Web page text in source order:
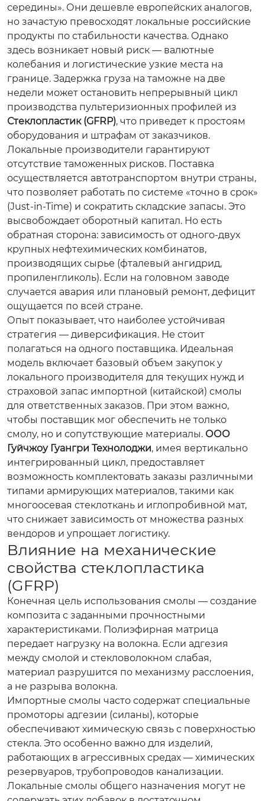
середины». Они дешевле европейских аналогов,
но зачастую превосходят локальные российские
продукты по стабильности качества. Однако
здесь возникает новый риск — валютные
колебания и логистические узкие места на
границе. Задержка груза на таможне на две
недели может остановить непрерывный цикл
производства пультеризионных профилей из
Стеклопластик (GFRP), что приведет к простоям
оборудования и штрафам от заказчиков.
Локальные производители гарантируют
отсутствие таможенных рисков. Поставка
осуществляется автотранспортом внутри страны,
что позволяет работать по системе «точно в срок»
(Just-in-Time) и сократить складские запасы. Это
высвобождает оборотный капитал. Но есть
обратная сторона: зависимость от одного-двух
крупных нефтехимических комбинатов,
производящих сырье (фталевый ангидрид,
пропиленгликоль). Если на головном заводе
случается авария или плановый ремонт, дефицит
ощущается по всей стране.
Опыт показывает, что наиболее устойчивая
стратегия — диверсификация. Не стоит
полагаться на одного поставщика. Идеальная
модель включает базовый объем закупок у
локального производителя для текущих нужд и
страховой запас импортной (китайской) смолы
для ответственных заказов. При этом важно,
чтобы поставщик мог обеспечить не только
смолу, но и сопутствующие материалы. ООО
Гуйчжоу Гуангри Технолоджи, имея вертикально
интегрированный цикл, предоставляет
возможность комплектовать заказы различными
типами армирующих материалов, такими как
многоосевая стеклоткань и иглопробивной мат,
что снижает зависимость от множества разных
вендоров и упрощает логистику.
Влияние на механические
свойства стеклопластика
(GFRP)
Конечная цель использования смолы — создание
композита с заданными прочностными
характеристиками. Полиэфирная матрица
передает нагрузку на волокна. Если адгезия
между смолой и стекловолокном слабая,
материал разрушится по механизму расслоения,
а не разрыва волокна.
Импортные смолы часто содержат специальные
промоторы адгезии (силаны), которые
обеспечивают химическую связь с поверхностью
стекла. Это особенно важно для изделий,
работающих в агрессивных средах — химических
резервуаров, трубопроводов канализации.
Локальные смолы общего назначения могут не